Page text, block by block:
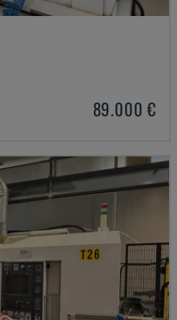
89.000 €